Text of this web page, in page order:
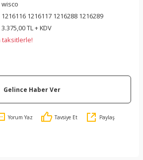
wisco
1216116 1216117 1216288 1216289
3.375,00 TL + KDV
taksitlerle!
Gelince Haber Ver
Yorum Yaz Tavsiye Et Paylaş